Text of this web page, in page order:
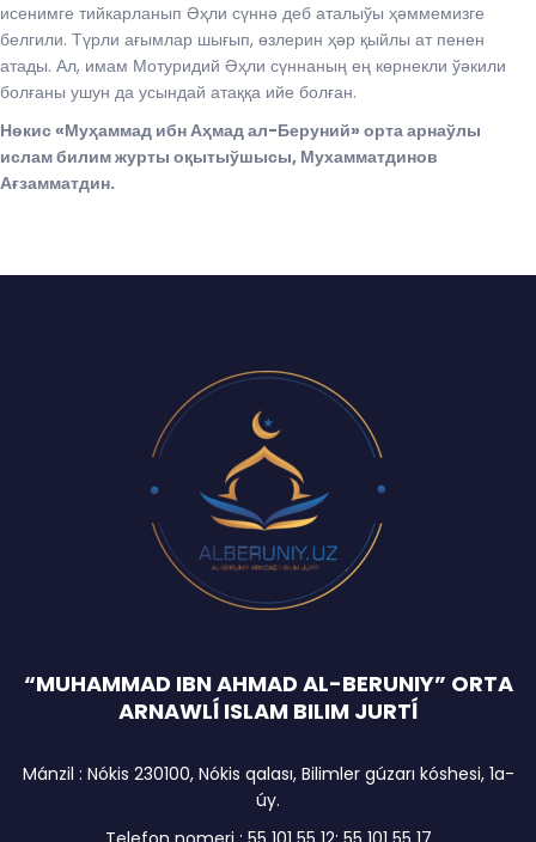
исенимге тийкарланып Әҳли сүннә деб аталыўы ҳәммемизге
белгили. Түрли ағымлар шығып, ѳзлерин ҳәр қыйлы ат пенен
атады. Ал, имам Мотуридий Әҳли сүннаның ең кѳрнекли ўәкили
болғаны ушун да усындай атаққа ийе болған.
Нѳкис «Муҳаммад ибн Аҳмад ал-Беруний» орта арнаўлы
ислам билим журты оқытыўшысы, Мухамматдинов
Ағзамматдин.
“MUHAMMAD IBN AHMAD AL-BERUNIY” ORTA
ARNAWLĺ ISLAM BILIM JURTĺ
Mánzil : Nókis 230100, Nókis qalası, Bilimler gúzarı kóshesi, 1a-
úy.